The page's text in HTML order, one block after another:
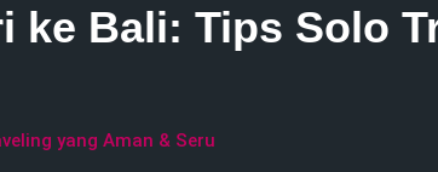
ke Bali: Tips Solo
yang Aman & Seru